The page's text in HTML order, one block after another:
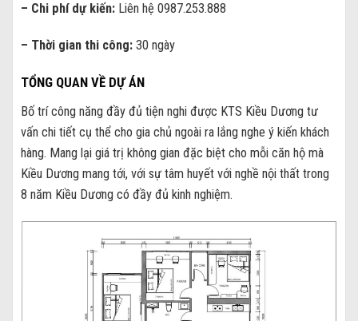
– Chi phí dự kiến: Liên hệ 0987.253.888
– Thời gian thi công: 30 ngày
TỔNG QUAN VỀ DỰ ÁN
Bố trí công năng đầy đủ tiện nghi được KTS Kiều Dương tư
vấn chi tiết cụ thể cho gia chủ ngoài ra lắng nghe ý kiến khách
hàng. Mang lại giá trị không gian đặc biệt cho mỗi căn hộ mà
Kiều Dương mang tới, với sự tâm huyết với nghề nội thất trong
8 năm Kiều Dương có đầy đủ kinh nghiệm.